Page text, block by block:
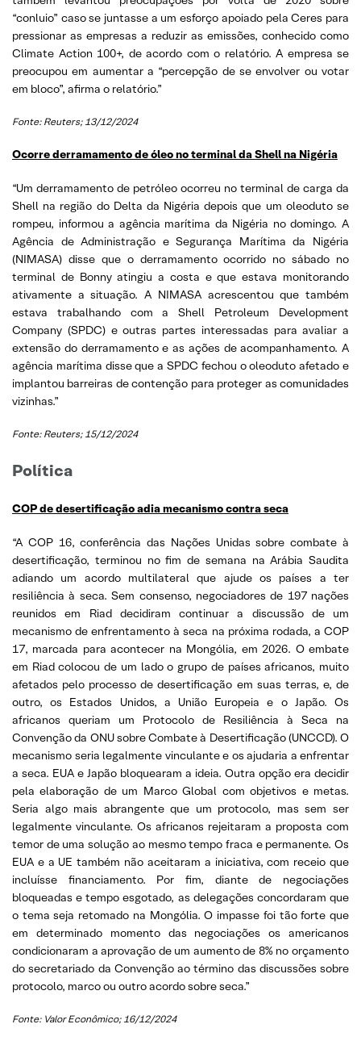
“conluio” caso se juntasse a um esforço apoiado pela Ceres para
pressionar as empresas a reduzir as emissões, conhecido como
Climate Action 100+, de acordo com o relatório. A empresa se
preocupou em aumentar a “percepção de se envolver ou votar
em bloco”, afirma o relatório.”
Fonte: Reuters; 13/12/2024
Ocorre derramamento de óleo no terminal da Shell na Nigéria
“Um derramamento de petróleo ocorreu no terminal de carga da
Shell na região do Delta da Nigéria depois que um oleoduto se
rompeu, informou a agência marítima da Nigéria no domingo. A
Agência de Administração e Segurança Marítima da Nigéria
(NIMASA) disse que o derramamento ocorrido no sábado no
terminal de Bonny atingiu a costa e que estava monitorando
ativamente a situação. A NIMASA acrescentou que também
estava trabalhando com a Shell Petroleum Development
Company (SPDC) e outras partes interessadas para avaliar a
extensão do derramamento e as ações de acompanhamento. A
agência marítima disse que a SPDC fechou o oleoduto afetado e
implantou barreiras de contenção para proteger as comunidades
vizinhas.”
Fonte: Reuters; 15/12/2024
Política
COP de desertificação adia mecanismo contra seca
“A COP 16, conferência das Nações Unidas sobre combate à
desertificação, terminou no fim de semana na Arábia Saudita
adiando um acordo multilateral que ajude os países a ter
resiliência à seca. Sem consenso, negociadores de 197 nações
reunidos em Riad decidiram continuar a discussão de um
mecanismo de enfrentamento à seca na próxima rodada, a COP
17, marcada para acontecer na Mongólia, em 2026. O embate
em Riad colocou de um lado o grupo de países africanos, muito
afetados pelo processo de desertificação em suas terras, e, de
outro, os Estados Unidos, a União Europeia e o Japão. Os
africanos queriam um Protocolo de Resiliência à Seca na
Convenção da ONU sobre Combate à Desertificação (UNCCD). O
mecanismo seria legalmente vinculante e os ajudaria a enfrentar
a seca. EUA e Japão bloquearam a ideia. Outra opção era decidir
pela elaboração de um Marco Global com objetivos e metas.
Seria algo mais abrangente que um protocolo, mas sem ser
legalmente vinculante. Os africanos rejeitaram a proposta com
temor de uma solução ao mesmo tempo fraca e permanente. Os
EUA e a UE também não aceitaram a iniciativa, com receio que
incluísse financiamento. Por fim, diante de negociações
bloqueadas e tempo esgotado, as delegações concordaram que
o tema seja retomado na Mongólia. O impasse foi tão forte que
em determinado momento das negociações os americanos
condicionaram a aprovação de um aumento de 8% no orçamento
do secretariado da Convenção ao término das discussões sobre
protocolo, marco ou outro acordo sobre seca.”
Fonte: Valor Econômico; 16/12/2024